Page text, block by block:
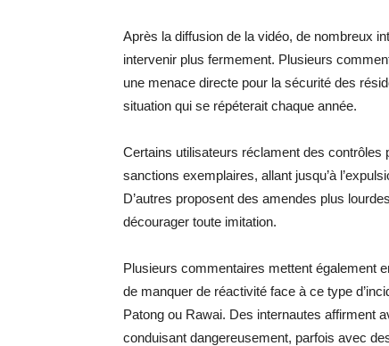
Après la diffusion de la vidéo, de nombreux
intervenir plus fermement. Plusieurs
une menace directe pour la sécurité des
situation qui se répéterait chaque année.
Certains utilisateurs réclament des contrôles
sanctions exemplaires, allant jusqu’à
D’autres proposent des amendes plus
décourager toute imitation.
Plusieurs commentaires mettent également
de manquer de réactivité face à ce type
Patong ou Rawai. Des internautes affirment
conduisant dangereusement, parfois avec